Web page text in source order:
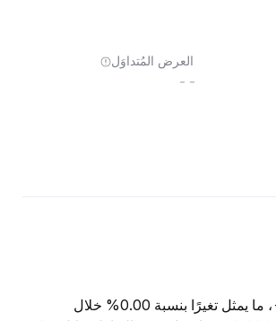
العرض المُتداوَل
--
اعتبارًا من 9 أغسطس 2026، تبلغ القيمة السوقية الإجمالية لـ VICS نحو $--، ما يمثل تغيرًا بنسبة 0.00% خلال